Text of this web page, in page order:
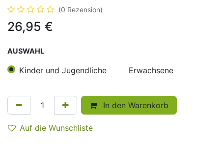
(0 Rezension)
26,95 €
AUSWAHL
Kinder und Jugendliche Erwachsene
In den Warenkorb
Auf die Wunschliste